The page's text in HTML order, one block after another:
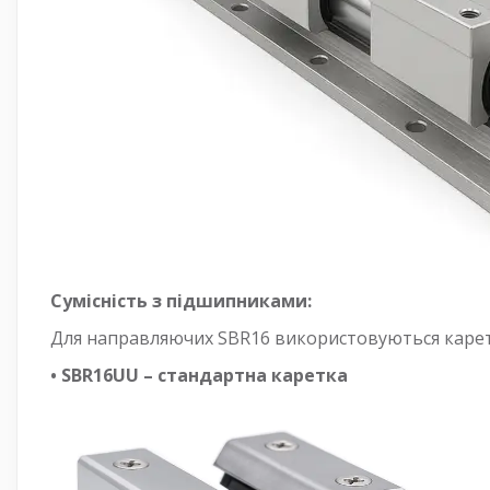
Сумісність з підшипниками:
Для направляючих SBR16 використовуються
• SBR16UU – стандартна каретка